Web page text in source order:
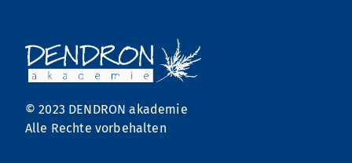
© 2023 DENDRON akademie
Alle Rechte vorbehalten